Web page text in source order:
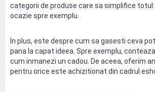
categorii de produse care sa simplifice
ocazie spre exemplu.
In plus, este despre cum sa gasesti ceva
pana la capat ideea. Spre exemplu,
cum inmanezi un cadou. De aceea, oferim
pentru orice este achizitionat din cadrul